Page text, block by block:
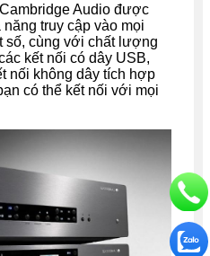
Audio được
truy cập vào mọi
số, cùng với chất lượng
kết nối có dây USB,
nối không dây tích hợp
có thể kết nối với mọi